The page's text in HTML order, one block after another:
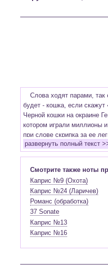
Слова ходят парами, так
будет - кошка, если скажут
Черной кошки на окраине
котором играли миллионы
при слове скрипка за ее
получив скрипку из рук
Портовый грузчик,
подальше. Только сын не
Паганини-старший сразу
виртуоза, которому не
Подарив дорогую
голодный, он занимался
его умершим и
смерти, но Паганини
развернуть полный текст
Смотрите также ноты
Каприс №9 (Охота)
Каприс №24 (Ларичев)
Романс (обработка)
37 Sonate
Каприс №13
Каприс №16